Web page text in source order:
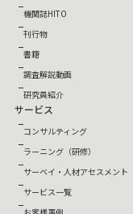
機関誌HITO
刊行物
書籍
調査解説動画
研究員紹介
サービス
コンサルティング
ラーニング（研修）
サーベイ・人材アセスメント
サービス一覧